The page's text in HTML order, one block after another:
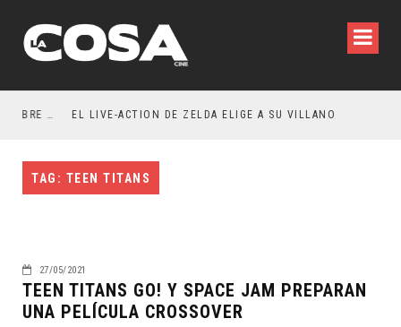
RESEÑA LA INVITACIÓN: OLIVIA WILDE REFLEXIONA SOBRE LA VIDA CONYUGAL EL LIVE-ACTION DE ZELDA ELIGE A SU VILLANO
TAG: TEEN TITANS
27/05/2021
TEEN TITANS GO! Y SPACE JAM PREPARAN
UNA PELÍCULA CROSSOVER